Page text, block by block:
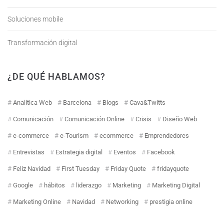
Soluciones mobile
Transformación digital
¿DE QUÉ HABLAMOS?
Analítica Web Barcelona Blogs Cava&Twitts
Comunicación Comunicación Online Crisis Diseño Web
e-commerce e-Tourism ecommerce Emprendedores
Entrevistas Estrategia digital Eventos Facebook
Feliz Navidad First Tuesday Friday Quote fridayquote
Google hábitos liderazgo Marketing Marketing Digital
Marketing Online Navidad Networking prestigia online